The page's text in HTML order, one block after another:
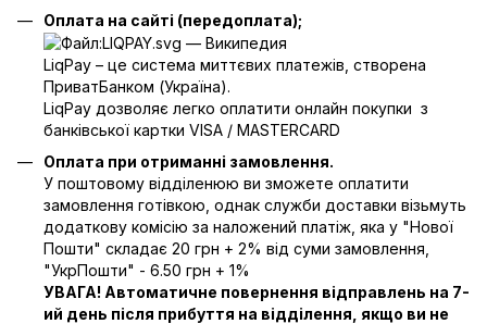
Оплата на сайті (передоплата);
LiqPay – це система миттєвих платежів, створена
ПриватБанком (Україна).
LiqPay дозволяє легко оплатити онлайн покупки з
банківської картки VISA / MASTERCARD
Оплата при отриманні замовлення.
У поштовому відділенюю ви зможете оплатити
замовлення готівкою, однак служби доставки візьмуть
додаткову комісію за наложений платіж, яка у "Нової
Пошти" складає 20 грн + 2% від суми замовлення,
"УкрПошти" - 6.50 грн + 1%
УВАГА! Автоматичне повернення відправлень на 7-
ий день після прибуття на відділення, якщо ви не